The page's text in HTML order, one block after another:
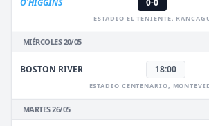
ESTADIO EL TENIENTE,
MIÉRCOLES 20/05
BOSTON RIVER 18:00
ESTADIO CENTENARIO,
MARTES 26/05